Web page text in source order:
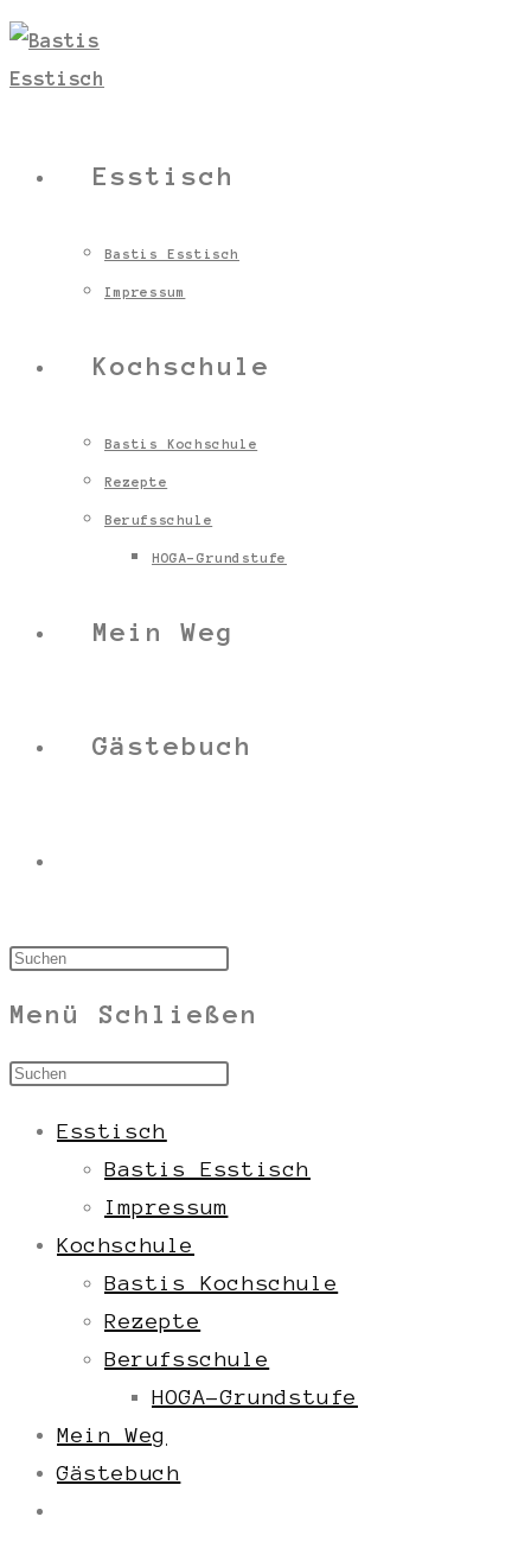
Esstisch
Bastis Esstisch
Impressum
Kochschule
Bastis Kochschule
Rezepte
Berufsschule
HOGA-Grundstufe
Mein Weg
Gästebuch
Menü Schließen
Esstisch
Bastis Esstisch
Impressum
Kochschule
Bastis Kochschule
Rezepte
Berufsschule
HOGA-Grundstufe
Mein Weg
Gästebuch